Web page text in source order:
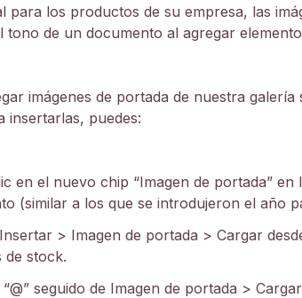
para los productos de su empresa, las
tono de un documento al agregar
imágenes de portada de nuestra
insertarlas, puedes:
en el nuevo chip “Imagen de portada”
(similar a los que se introdujeron el año
> Imagen de portada > Cargar
de stock.
“@” seguido de Imagen de portada >